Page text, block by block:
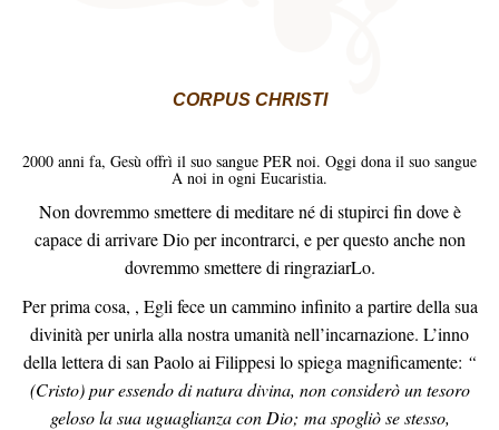
CORPUS CHRISTI
2000 anni fa, Gesù offrì il suo sangue PER noi. Oggi dona il suo sangue
A noi in ogni Eucaristia.
Non dovremmo smettere di meditare né di stupirci fin dove è
capace di arrivare Dio per incontrarci, e per questo anche non
dovremmo smettere di ringraziarLo.
Per prima cosa, , Egli fece un cammino infinito a partire della sua
divinità per unirla alla nostra umanità nell’incarnazione. L’inno
della lettera di san Paolo ai Filippesi lo spiega magnificamente: “
(Cristo)pur essendo di natura divina, non considerò un tesoro
geloso la sua uguaglianza con Dio; ma spogliò se stesso,